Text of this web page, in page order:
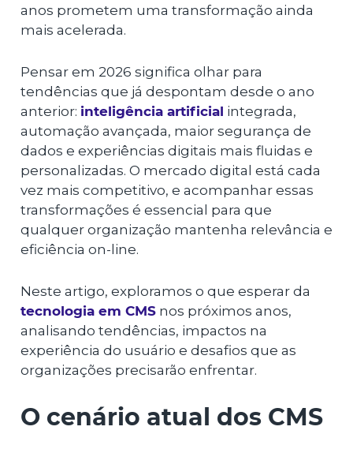
anos prometem uma transformação ainda
mais acelerada.
Pensar em 2026 significa olhar para
tendências que já despontam desde o ano
anterior: inteligência artificial integrada,
automação avançada, maior segurança de
dados e experiências digitais mais fluidas e
personalizadas. O mercado digital está cada
vez mais competitivo, e acompanhar essas
transformações é essencial para que
qualquer organização mantenha relevância e
eficiência on-line.
Neste artigo, exploramos o que esperar da
tecnologia em CMS nos próximos anos,
analisando tendências, impactos na
experiência do usuário e desafios que as
organizações precisarão enfrentar.
O cenário atual dos CMS